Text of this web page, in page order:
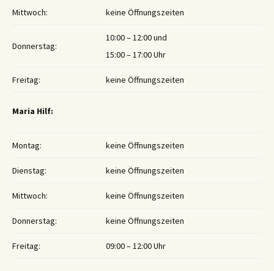
Mittwoch: keine Öffnungszeiten
Donnerstag:
10:00 – 12:00 und
15:00 – 17:00 Uhr
Freitag: keine Öffnungszeiten
Maria Hilf:
Montag: keine Öffnungszeiten
Dienstag: keine Öffnungszeiten
Mittwoch: keine Öffnungszeiten
Donnerstag: keine Öffnungszeiten
Freitag: 09:00 – 12:00 Uhr